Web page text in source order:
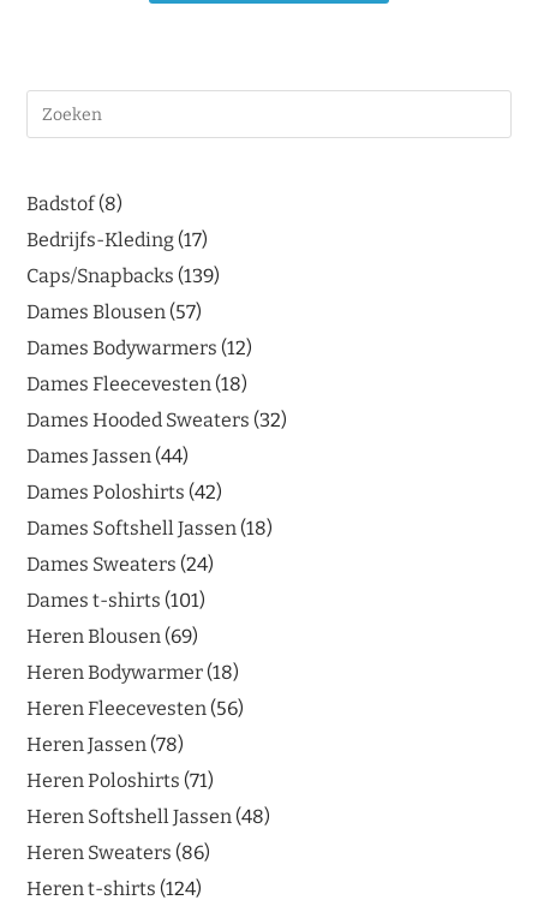
Badstof 8
Bedrijfs-Kleding 17
Caps/Snapbacks 139
Dames Blousen 57
Dames Bodywarmers 12
Dames Fleecevesten 18
Dames Hooded Sweaters 32
Dames Jassen 44
Dames Poloshirts 42
Dames Softshell Jassen 18
Dames Sweaters 24
Dames t-shirts 101
Heren Blousen 69
Heren Bodywarmer 18
Heren Fleecevesten 56
Heren Jassen 78
Heren Poloshirts 71
Heren Softshell Jassen 48
Heren Sweaters 86
Heren t-shirts 124